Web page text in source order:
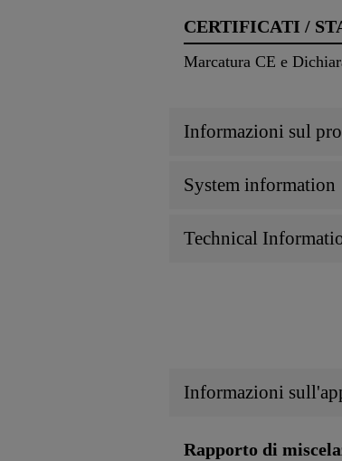
CERTIFICATI /
Marcatura CE e
Informazioni sul
System information
Technical
Informazioni
Rapporto di